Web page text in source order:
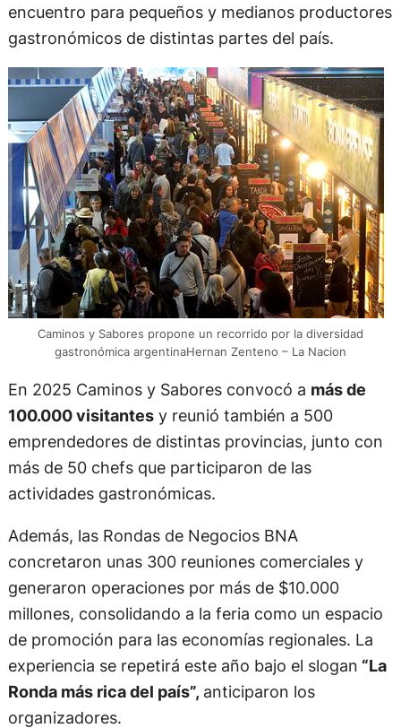
encuentro para pequeños y medianos productores
gastronómicos de distintas partes del país.
Caminos y Sabores propone un recorrido por la diversidad
gastronómica argentinaHernan Zenteno – La Nacion
En 2025 Caminos y Sabores convocó a más de
100.000 visitantesy reunió también a 500
emprendedores de distintas provincias, junto con
más de 50 chefs que participaron de las
actividades gastronómicas.
Además, las Rondas de Negocios BNA
concretaron unas 300 reuniones comerciales y
generaron operaciones por más de $10.000
millones, consolidando a la feria como un espacio
de promoción para las economías regionales. La
experiencia se repetirá este año bajo el slogan “La
Ronda más rica del país”, anticiparon los
organizadores.